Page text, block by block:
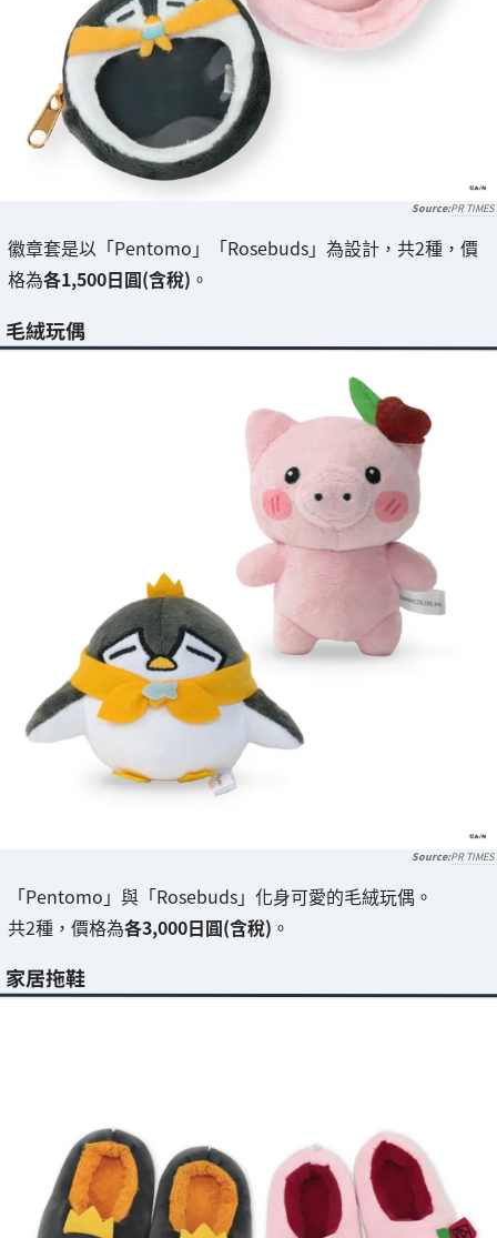
PR TIMES
徽章套是以「Pentomo」「Rosebuds」為設計，共2種，價
格為各1,500日圓(含稅) 。
毛絨玩偶
PR TIMES
「Pentomo」與「Rosebuds」化身可愛的毛絨玩偶。
共2種，價格為各3,000日圓(含稅) 。
家居拖鞋